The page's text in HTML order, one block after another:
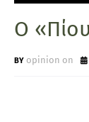
Ο
opinion on